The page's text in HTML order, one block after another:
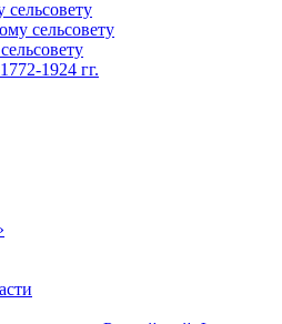
сельсовету
1924 гг.